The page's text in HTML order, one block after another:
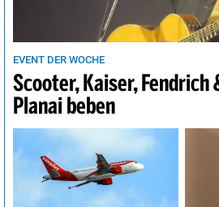
EVENT DER WOCHE
Scooter, Kaiser, Fendrich
Planai beben